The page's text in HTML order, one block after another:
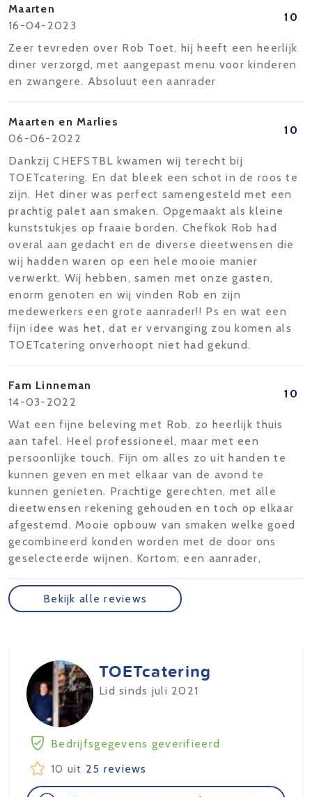
Maarten
16-04-2023
10
Zeer tevreden over Rob Toet, hij heeft een heerlijk
diner verzorgd, met aangepast menu voor kinderen
en zwangere. Absoluut een aanrader
Maarten en Marlies
06-06-2022
10
Dankzij CHEFSTBL kwamen wij terecht bij
TOETcatering. En dat bleek een schot in de roos te
zijn. Het diner was perfect samengesteld met een
prachtig palet aan smaken. Opgemaakt als kleine
kunststukjes op fraaie borden. Chefkok Rob had
overal aan gedacht en de diverse dieetwensen die
wij hadden waren op een hele mooie manier
verwerkt. Wij hebben, samen met onze gasten,
enorm genoten en wij vinden Rob en zijn
medewerkers een grote aanrader!! Ps en wat een
fijn idee was het, dat er vervanging zou komen als
TOETcatering onverhoopt niet had gekund.
Fam Linneman
14-03-2022
10
Wat een fijne beleving met Rob, zo heerlijk thuis
aan tafel. Heel professioneel, maar met een
persoonlijke touch. Fijn om alles zo uit handen te
kunnen geven en met elkaar van de avond te
kunnen genieten. Prachtige gerechten, met alle
dieetwensen rekening gehouden en toch op elkaar
afgestemd. Mooie opbouw van smaken welke goed
gecombineerd konden worden met de door ons
geselecteerde wijnen. Kortom; een aanrader,
Bekijk alle reviews
TOETcatering
Lid sinds juli 2021
Bedrijfsgegevens geverifieerd
10 uit 25 reviews